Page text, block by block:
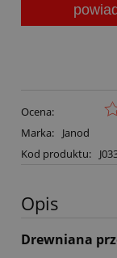
Ocena:
Marka:
Janod
Kod produktu:
Opis
Drewniana